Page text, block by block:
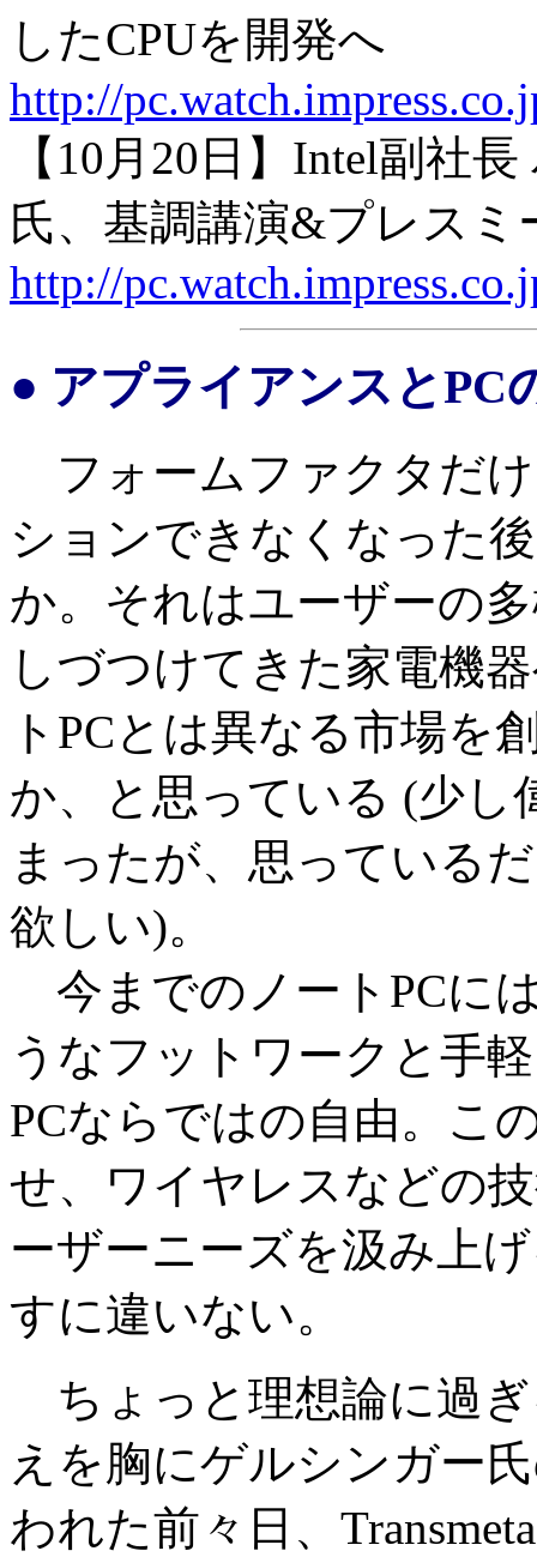
したCPUを開発へ
http://
【10月20日】Intel副社
氏、基調講演&プレスミ
http://
● アプライアンスとPC
フォームファクタだ
ションできなくなった
か。それはユーザーの
しづつけてきた家電機
トPCとは異なる市場を
か、と思っている (少し
まったが、思っている
欲しい)。
今までのノートPCに
うなフットワークと手
PCならではの自由。こ
せ、ワイヤレスなどの
ーザーニーズを汲み上
すに違いない。
ちょっと理想論に過
えを胸にゲルシンガー
われた前々日、